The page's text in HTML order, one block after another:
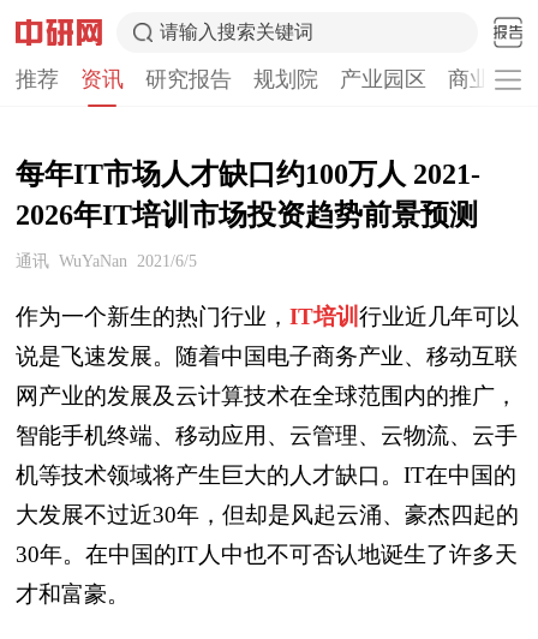
请输入搜索关键词
推荐 资讯 研究报告 规划院 产业园区 商业计
每年IT市场人才缺口约100万人 2021-
2026年IT培训市场投资趋势前景预测
通讯 WuYaNan 2021/6/5
作为一个新生的热门行业， IT培训 行业近几年可以
说是飞速发展。随着中国电子商务产业、移动互联
网产业的发展及云计算技术在全球范围内的推广，
智能手机终端、移动应用、云管理、云物流、云手
机等技术领域将产生巨大的人才缺口。IT在中国的
大发展不过近30年，但却是风起云涌、豪杰四起的
30年。在中国的IT人中也不可否认地诞生了许多天
才和富豪。